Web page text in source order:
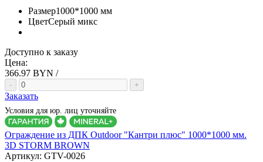
Размер1000*1000 мм
ЦветСерый микс
Доступно к заказу
Цена:
366.97 BYN /
- +
Заказать
Условия для юр. лиц уточняйте
Ограждение из ДПК Outdoor "Кантри плюс" 1000*1000 мм.
3D STORM BROWN
Артикул: GTV-0026